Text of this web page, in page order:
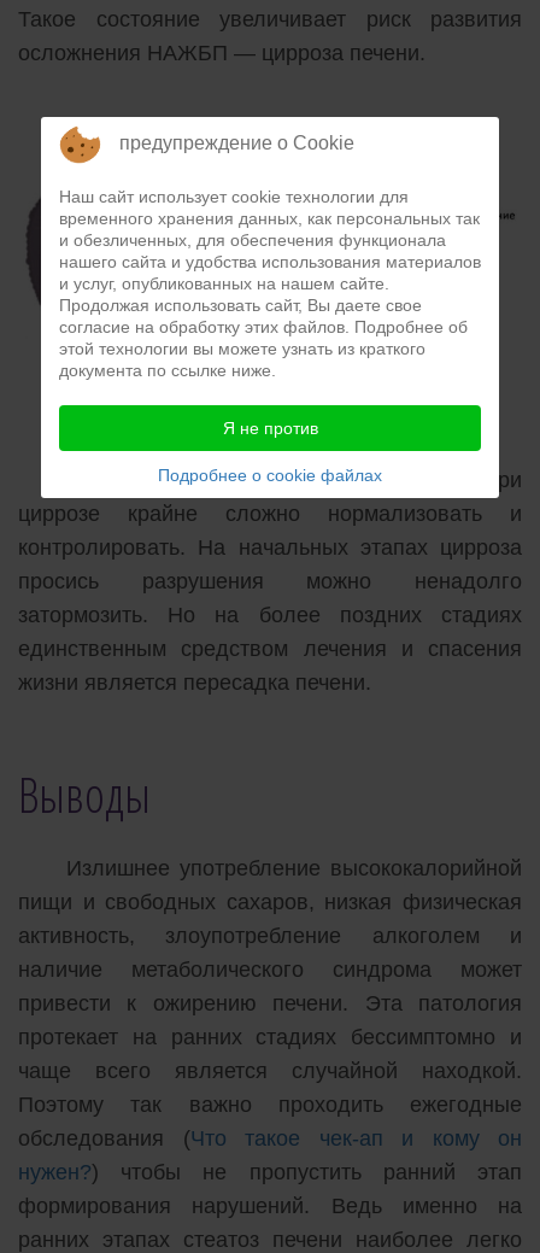
Такое состояние увеличивает риск развития
осложнения НАЖБП — цирроза печени.
Процессы протекающие в печени при
циррозе крайне сложно нормализовать и
контролировать. На начальных этапах цирроза
просись разрушения можно ненадолго
затормозить. Но на более поздних стадиях
единственным средством лечения и спасения
жизни является пересадка печени.
Выводы
Излишнее употребление высококалорийной
пищи и свободных сахаров, низкая физическая
активность, злоупотребление алкоголем и
наличие метаболического синдрома может
привести к ожирению печени. Эта патология
протекает на ранних стадиях бессимптомно и
чаще всего является случайной находкой.
Поэтому так важно проходить ежегодные
обследования (Что такое чек-ап и кому он
нужен?) чтобы не пропустить ранний этап
формирования нарушений. Ведь именно на
ранних этапах стеатоз печени наиболее легко
предупреждение о Cookie
Наш сайт использует cookie технологии для
временного хранения данных, как персональных так
и обезличенных, для обеспечения функционала
нашего сайта и удобства использования материалов
и услуг, опубликованных на нашем сайте.
Продолжая использовать сайт, Вы даете свое
согласие на обработку этих файлов. Подробнее об
этой технологии вы можете узнать из краткого
документа по ссылке ниже.
Я не против
Подробнее о cookie файлах